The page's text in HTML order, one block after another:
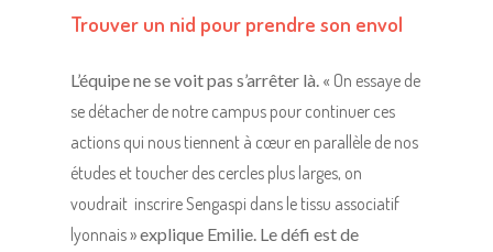
Trouver un nid pour prendre son envol
L’équipe ne se voit pas s’arrêter là. « On essaye de
se détacher de notre campus pour continuer ces
actions qui nous tiennent à cœur en parallèle de nos
études et toucher des cercles plus larges, on
voudrait inscrire Sengaspi dans le tissu associatif
lyonnais »explique Emilie. Le défi est de